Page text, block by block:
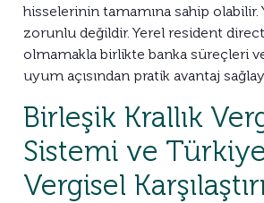
hisselerinin tamamına sahip olabilir.
zorunlu değildir. Yerel resident
olmamakla birlikte banka süreçleri
uyum açısından pratik avantaj
Birleşik Krallık
Sistemi ve
Vergisel